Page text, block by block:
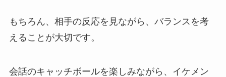
もちろん、相手の反応を見ながら、バランスを考
えることが大切です。
会話のキャッチボールを楽しみながら、イケメン